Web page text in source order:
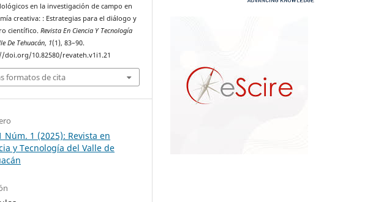
en la investigación de campo en
creativa: : Estrategias para el diálogo y
científico.Revista En Ciencia Y Tecnología
De Tehuacán, 1(1), 83–90.
doi.org/10.82580/revateh.v1i1.21
formatos de cita
Núm. 1 (2025): Revista en
y Tecnología del Valle de